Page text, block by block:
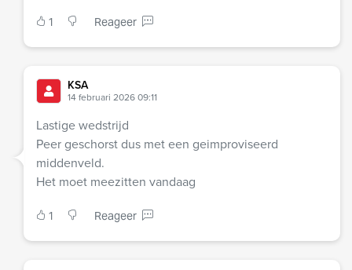
1 Reageer
KSA
14 februari 2026 09:11
Lastige wedstrijd
Peer geschorst dus met een geimproviseerd
middenveld.
Het moet meezitten vandaag
1 Reageer